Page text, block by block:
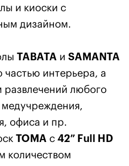
и киоски с
дизайном.
TABATA и SAMANTA
частью интерьера, а
любого
медучреждения,
офиса и пр.
TOMA с 42” Full HD
количеством